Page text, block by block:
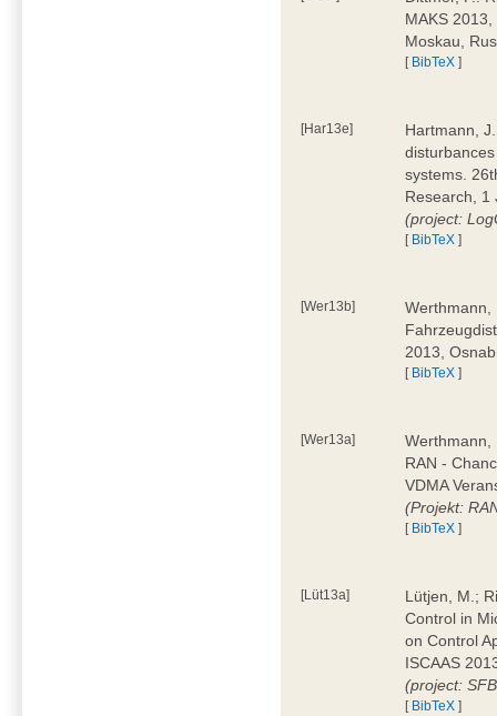
MAKS
Moskau,
[ BibTeX ]
[Har13e]
Hartmann,
systems.
Research, 1
(project:
[ BibTeX ]
[Wer13b]
Werthmann,
2013,
[ BibTeX ]
[Wer13a]
Werthmann,
RAN -
VDMA
(Projekt:
[ BibTeX ]
[Lüt13a]
Lütjen, M.;
Control in
on Control
ISCAAS
(project:
[ BibTeX ]